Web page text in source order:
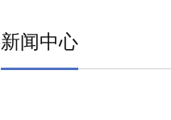
新闻中心